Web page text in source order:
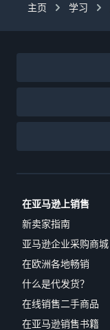
主页 学习
在亚马逊上销售
新卖家指南
亚马逊企业采购商城
在欧洲各地畅销
什么是代发货？
在线销售二手商品
在亚马逊销售书籍